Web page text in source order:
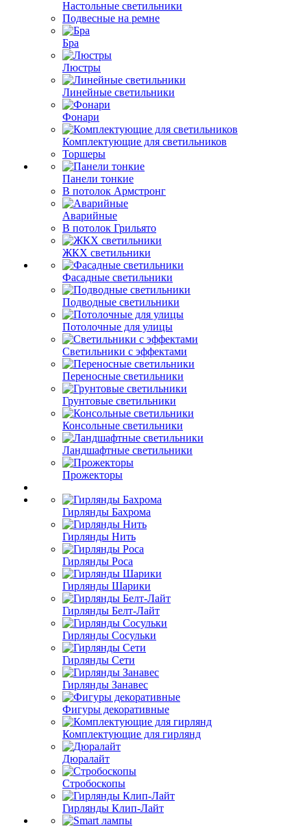
Настольные светильники
Подвесные на ремне
Бра
Люстры
Линейные светильники
Фонари
Комплектующие для светильников
Торшеры
Панели тонкие
В потолок Армстронг
Аварийные
В потолок Грильято
ЖКХ светильники
Фасадные светильники
Подводные светильники
Потолочные для улицы
Светильники с эффектами
Переносные светильники
Грунтовые светильники
Консольные светильники
Ландшафтные светильники
Прожекторы
Гирлянды Бахрома
Гирлянды Нить
Гирлянды Роса
Гирлянды Шарики
Гирлянды Белт-Лайт
Гирлянды Сосульки
Гирлянды Сети
Гирлянды Занавес
Фигуры декоративные
Комплектующие для гирлянд
Дюралайт
Стробоскопы
Гирлянды Клип-Лайт